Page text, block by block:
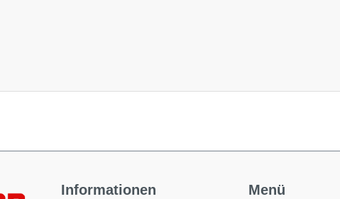
Informationen Menü